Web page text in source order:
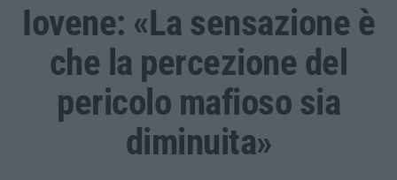
Iovene: «La sensazione è
che la percezione del
pericolo mafioso sia
diminuita»